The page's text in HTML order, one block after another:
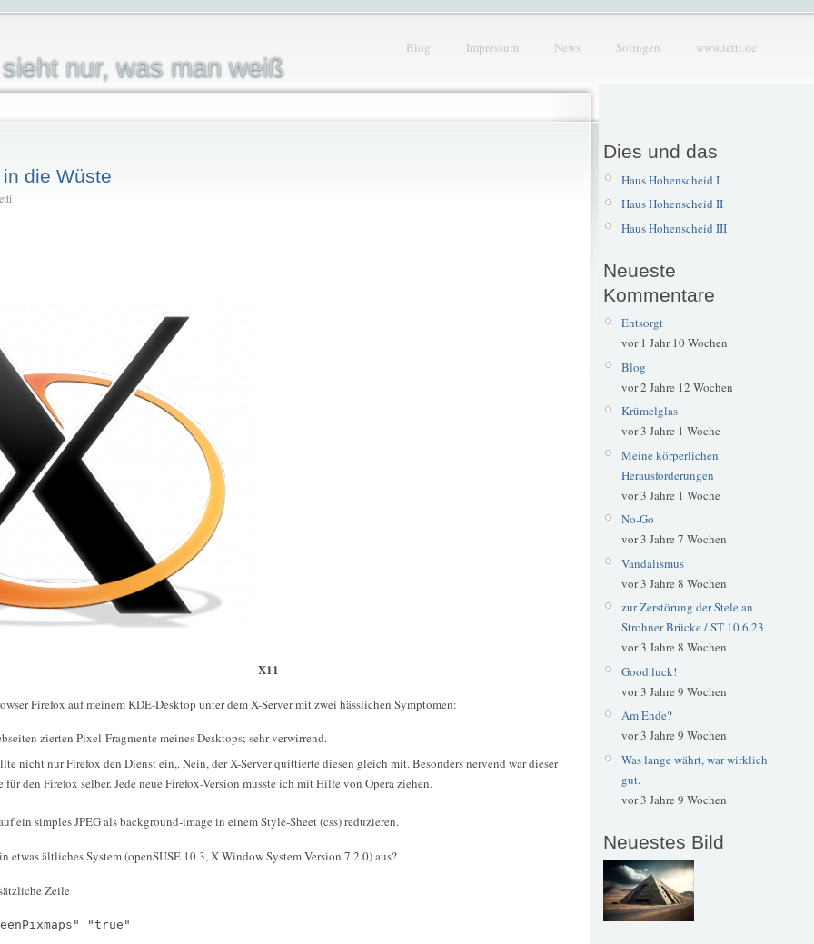
nur, was man weiß
Blog Impressum News Solingen www.tetti.de
die Wüste
X11
Firefox auf meinem KDE-Desktop unter dem X-Server mit zwei hässlichen Symptomen:
zierten Pixel-Fragmente meines Desktops; sehr verwirrend.
nicht nur Firefox den Dienst ein,. Nein, der X-Server quittierte diesen gleich mit. Besonders nervend war dieser
den Firefox selber. Jede neue Firefox-Version musste ich mit Hilfe von Opera ziehen.
ein simples JPEG als background-image in einem Style-Sheet (css) reduzieren.
etwas ältliches System (openSUSE 10.3, X Window System Version 7.2.0) aus?
Zeile
"true"
Dies und das
Haus Hohenscheid I
Haus Hohenscheid II
Haus Hohenscheid III
Neueste
Kommentare
Entsorgt
vor 1 Jahr 10 Wochen
Blog
vor 2 Jahre 12 Wochen
Krümelglas
vor 3 Jahre 1 Woche
Meine körperlichen
Herausforderungen
vor 3 Jahre 1 Woche
No-Go
vor 3 Jahre 7 Wochen
Vandalismus
vor 3 Jahre 8 Wochen
zur Zerstörung der Stele an
Strohner Brücke / ST 10.6.23
vor 3 Jahre 8 Wochen
Good luck!
vor 3 Jahre 9 Wochen
Am Ende?
vor 3 Jahre 9 Wochen
Was lange währt, war wirklich
gut.
vor 3 Jahre 9 Wochen
Neuestes Bild